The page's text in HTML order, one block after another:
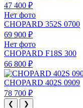
47 400 ₽
Нет фото
CHOPARD 352S 0700
69 900 ₽
Нет фото
CHOPARD F18S 300
66 800 ₽
CHOPARD 402S 0909
78 700 ₽
❮ ❯